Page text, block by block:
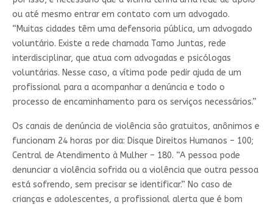
ou até mesmo entrar em contato com um advogado.
“Muitas cidades têm uma defensoria pública, um advogado
voluntário. Existe a rede chamada Tamo Juntas, rede
interdisciplinar, que atua com advogadas e psicólogas
voluntárias. Nesse caso, a vítima pode pedir ajuda de um
profissional para a acompanhar a denúncia e todo o
processo de encaminhamento para os serviços necessários.”
Os canais de denúncia de violência são gratuitos, anônimos e
funcionam 24 horas por dia: Disque Direitos Humanos – 100;
Central de Atendimento à Mulher – 180. “A pessoa pode
denunciar a violência sofrida ou a violência que outra pessoa
está sofrendo, sem precisar se identificar.” No caso de
crianças e adolescentes, a profissional alerta que é bom